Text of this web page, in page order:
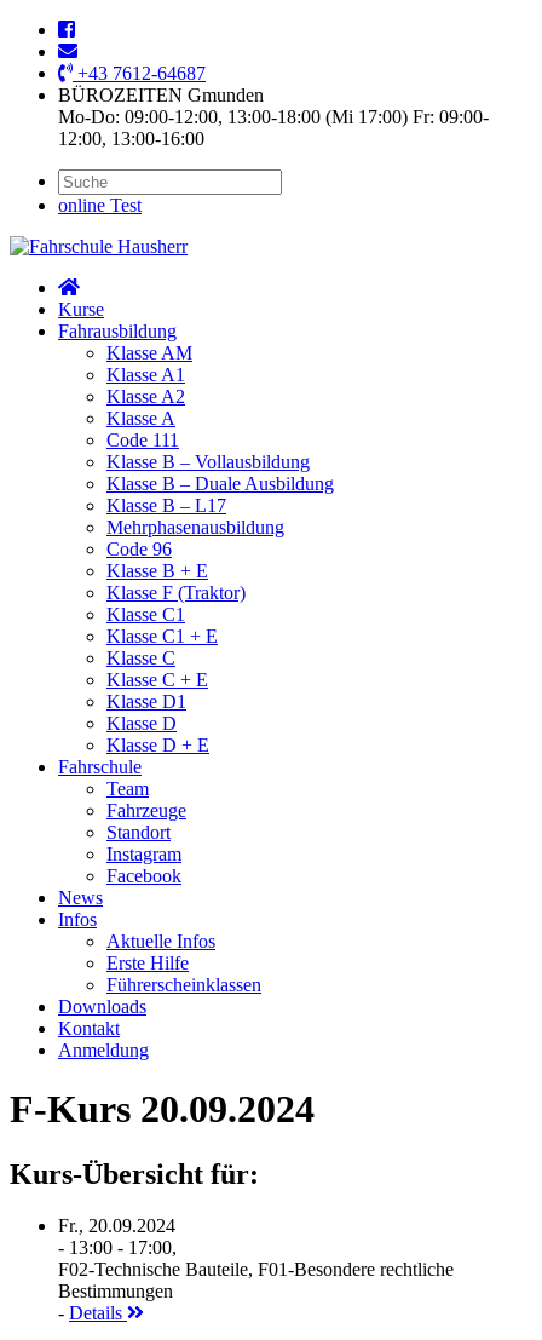
+43 7612-64687
BÜROZEITEN Gmunden
Mo-Do: 09:00-12:00, 13:00-18:00 (Mi 17:00) Fr: 09:00-
12:00, 13:00-16:00
online Test
Kurse
Fahrausbildung
Klasse AM
Klasse A1
Klasse A2
Klasse A
Code 111
Klasse B – Vollausbildung
Klasse B – Duale Ausbildung
Klasse B – L17
Mehrphasenausbildung
Code 96
Klasse B + E
Klasse F (Traktor)
Klasse C1
Klasse C1 + E
Klasse C
Klasse C + E
Klasse D1
Klasse D
Klasse D + E
Fahrschule
Team
Fahrzeuge
Standort
Instagram
Facebook
News
Infos
Aktuelle Infos
Erste Hilfe
Führerscheinklassen
Downloads
Kontakt
Anmeldung
F-Kurs 20.09.2024
Kurs-Übersicht für:
Fr., 20.09.2024
- 13:00 - 17:00,
F02-Technische Bauteile, F01-Besondere rechtliche
Bestimmungen
- Details